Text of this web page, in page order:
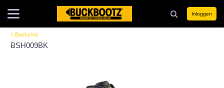
Inloggen
< Buckshot
BSH009BK